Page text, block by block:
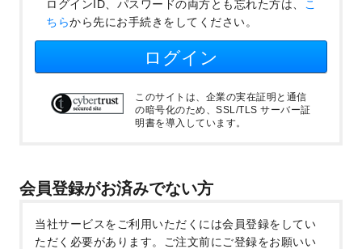
ログインID、パスワードの両方とも忘れた方は、 こ
ちらから先にお手続きをしてください。
ログイン
このサイトは、企業の実在証明と通信
の暗号化のため、SSL/TLS サーバー証
明書を導入しています。
会員登録がお済みでない方
当社サービスをご利用いただくには会員登録をしてい
ただく必要があります。
ご注文前にご登録をお願いい